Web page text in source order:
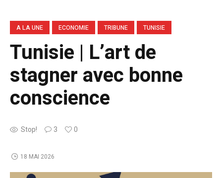
A LA UNE ECONOMIE TRIBUNE TUNISIE
Tunisie | L’art de
stagner avec bonne
conscience
Stop! 3 0
18 MAI 2026